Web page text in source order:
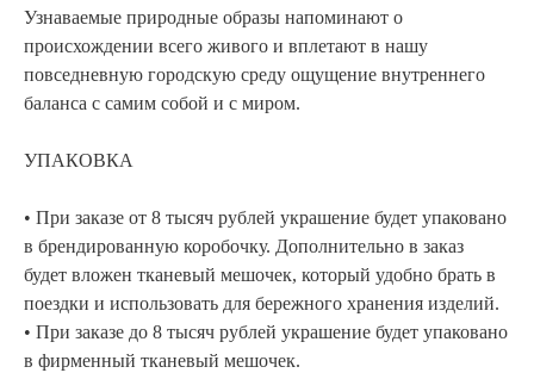
Узнаваемые природные образы напоминают о
происхождении всего живого и вплетают в нашу
повседневную городскую среду ощущение внутреннего
баланса с самим собой и с миром.
УПАКОВКА
• При заказе от 8 тысяч рублей украшение будет упаковано
в брендированную коробочку. Дополнительно в заказ
будет вложен тканевый мешочек, который удобно брать в
поездки и использовать для бережного хранения изделий.
• При заказе до 8 тысяч рублей украшение будет упаковано
в фирменный тканевый мешочек.
ВАКАНСИИ
КОНТАКТЫ
ОПЛАТА И ДОСТАВКА
МАНИФЕСТ
Возврат
Уход
Оферта